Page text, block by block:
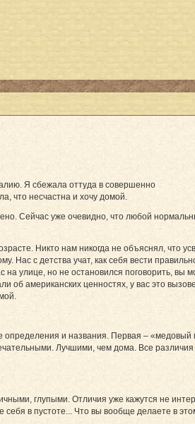
Я сбежала оттуда в совершенно
что несчастна и хочу домой.
Сейчас уже очевидно, что любой
Никто нам никогда не объяснял, что
Нас с детства учат, как себя вести
улице, но не остановился поговорить, вы
об американских ценностях, у вас это
и названия. Первая –
Лучшими, чем дома. Все
глупыми. Отличия уже кажутся не
в пустоте... Что вы вообще делаете в